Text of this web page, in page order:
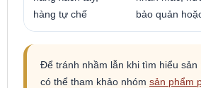
hàng tự chế
bảo quản
Để tránh nhầm lẫn khi tìm hiểu
có thể tham khảo nhóm sản phẩm